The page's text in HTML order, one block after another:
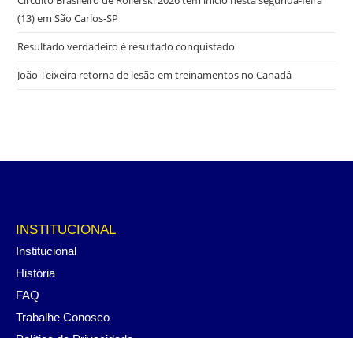
(13) em São Carlos-SP
Resultado verdadeiro é resultado conquistado
João Teixeira retorna de lesão em treinamentos no Canadá
INSTITUCIONAL
Institucional
História
FAQ
Trabalhe Conosco